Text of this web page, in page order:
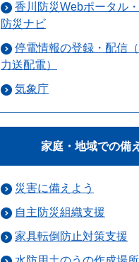
香川防災Webポータル
防災ナビ
停電情報の登録・配信
力送配電）
気象庁
家庭・地域での備え
災害に備えよう
自主防災組織支援
家具転倒防止対策支援